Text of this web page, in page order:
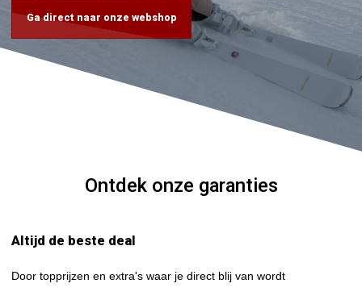
Ga direct naar onze webshop
Ontdek onze garanties
Altijd de beste deal
Door topprijzen en extra's waar je direct blij van wordt